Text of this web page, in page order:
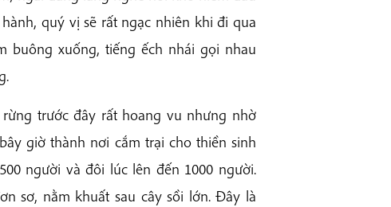
quý vị sẽ rất ngạc nhiên khi đi qua
buông xuống, tiếng ếch nhái gọi nhau
trước đây rất hoang vu nhưng nhờ
giờ thành nơi cắm trại cho thiền sinh
người và đôi lúc lên đến 1000 người.
sơ, nằm khuất sau cây sồi lớn. Đây là